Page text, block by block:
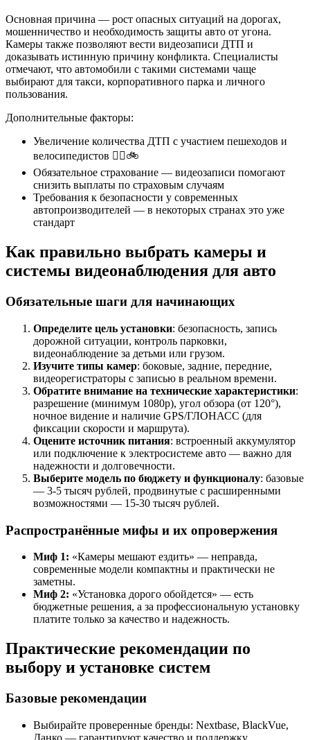
Основная причина — рост опасных ситуаций на дорогах,
мошенничество и необходимость защиты авто от угона.
Камеры также позволяют вести видеозаписи ДТП и
доказывать истинную причину конфликта. Специалисты
отмечают, что автомобили с такими системами чаще
выбирают для такси, корпоративного парка и личного
пользования.
Дополнительные факторы:
Увеличение количества ДТП с участием пешеходов и
велосипедистов 🚶‍♂️🚲
Обязательное страхование — видеозаписи помогают
снизить выплаты по страховым случаям
Требования к безопасности у современных
автопроизводителей — в некоторых странах это уже
стандарт
Как правильно выбрать камеры и
системы видеонаблюдения для авто
Обязательные шаги для начинающих
Определите цель установки: безопасность, запись
дорожной ситуации, контроль парковки,
видеонаблюдение за детьми или грузом.
Изучите типы камер: боковые, задние, передние,
видеорегистраторы с записью в реальном времени.
Обратите внимание на технические характеристики:
разрешение (минимум 1080p), угол обзора (от 120°),
ночное видение и наличие GPS/ГЛОНАСС (для
фиксации скорости и маршрута).
Оцените источник питания: встроенный аккумулятор
или подключение к электросистеме авто — важно для
надежности и долговечности.
Выберите модель по бюджету и функционалу: базовые
— 3-5 тысяч рублей, продвинутые с расширенными
возможностями — 15-30 тысяч рублей.
Распространённые мифы и их опровержения
Миф 1: «Камеры мешают ездить» — неправда,
современные модели компактны и практически не
заметны.
Миф 2: «Установка дорого обойдется» — есть
бюджетные решения, а за профессиональную установку
платите только за качество и надежность.
Практические рекомендации по
выбору и установке систем
Базовые рекомендации
Выбирайте проверенные бренды: Nextbase, BlackVue,
Данко — гарантируют качество и поддержку.